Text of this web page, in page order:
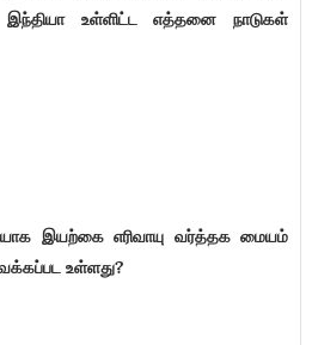
இந்தியா உள்ளிட்ட எத்தனை நாடுகள்
இயற்கை எரிவாயு வர்த்தக மையம்
உள்ளது?